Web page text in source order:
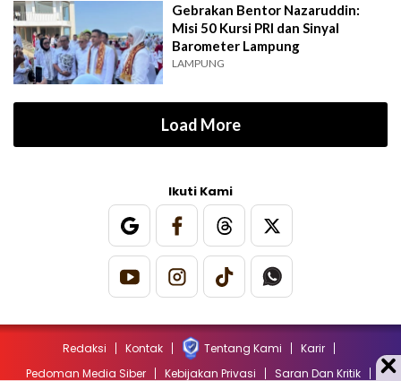
Gebrakan Bentor Nazaruddin:
Misi 50 Kursi PRI dan Sinyal
Barometer Lampung
LAMPUNG
Load More
Ikuti Kami
Redaksi Kontak Tentang Kami
Karir
Pedoman Media Siber
Kebijakan Privasi Saran Dan Kritik